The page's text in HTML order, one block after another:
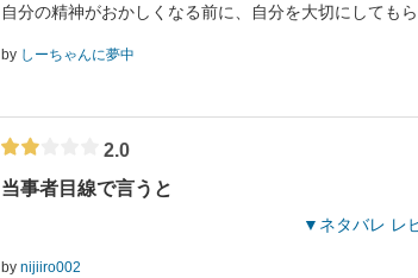
自分の精神がおかしくなる前に、自分を大切にしてもら
by しーちゃんに夢中
2.0
当事者目線で言うと
ネタバレ レ
by nijiiro002